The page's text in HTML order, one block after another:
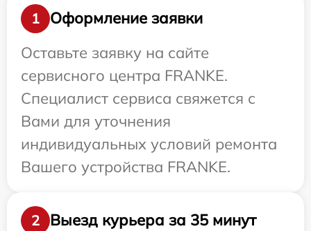
1
Оформление заявки
Оставьте заявку на сайте
сервисного центра FRANKE.
Специалист сервиса свяжется с
Вами для уточнения
индивидуальных условий ремонта
Вашего устройства FRANKE.
2
Выезд курьера за 35 минут